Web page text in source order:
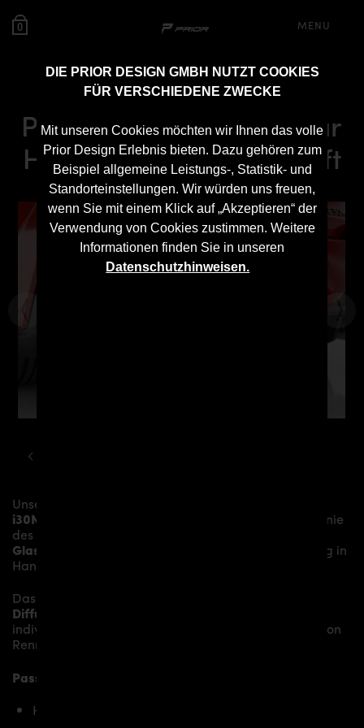
DIE PRIOR DESIGN GMBH NUTZT COOKIES
FÜR VERSCHIEDENE ZWECKE
Mit unseren Cookies möchten wir Ihnen das volle
Prior Design Erlebnis bieten. Dazu gehören zum
Beispiel allgemeine Leistungs-, Statistik- und
Standorteinstellungen. Wir würden uns freuen,
wenn Sie mit einem Klick auf „Akzeptieren“ der
Verwendung von Cookies zustimmen. Weitere
Informationen finden Sie in unseren
Datenschutzhinweisen.
0 MENU
PDN30X Diffusor GFK für
Hyundai i30N bis Facelift
Unser
i30N
mehr Dynamik und akzentuiert die sportliche Linie
des Fahrzeugs. Das Material besteht aus einem
Glasfaser- / Kunststoffverbund
und wird aufwändig in
Handarbeit laminiert und anschließend bearbeitet.
Das
Diffusor
individuellen Charakter und einen gewissen Hauch von
Rennsport-Flair.
Passend bei folgenden Hyundai i30N Modellen:
Hyundai i30N bis Facelift